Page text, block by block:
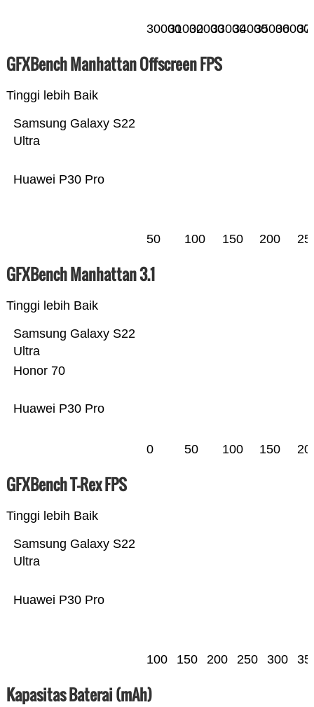
30000310003200033000340003500036000
GFXBench Manhattan Offscreen FPS
Tinggi lebih Baik
Huawei P30 Pro
Samsung Galaxy S22
Ultra
50 100 150 200
GFXBench Manhattan 3.1
Tinggi lebih Baik
Huawei P30 Pro
Honor 70
Samsung Galaxy S22
Ultra
0 50 100 150
GFXBench T-Rex FPS
Tinggi lebih Baik
Huawei P30 Pro
Samsung Galaxy S22
Ultra
100 150 200 250 300
Kapasitas Baterai (mAh)